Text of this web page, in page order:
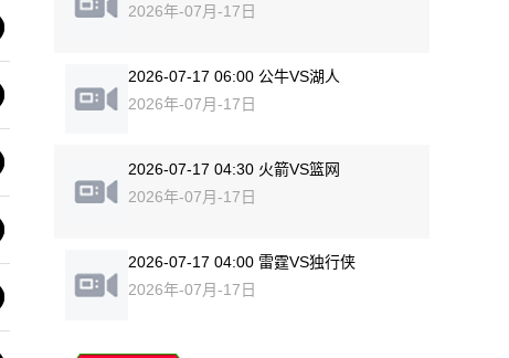
2026年-07月-17日
2026-07-17 06:00 公牛VS湖人
2026年-07月-17日
2026-07-17 04:30 火箭VS篮网
2026年-07月-17日
2026-07-17 04:00 雷霆VS独行侠
2026年-07月-17日